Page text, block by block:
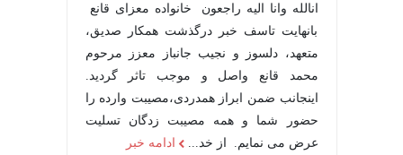
انالله وانا الیه راجعون خانواده معزای قانع
بانهایت تاسف خبر درگذشت همکار صدیق،
متعهد، دلسوز و نجیب جانباز معزز مرحوم
محمد قانع واصل و موجب تاثر گردید.
اینجانب ضمن ابراز همدردی،مصیبت وارده را
حضور شما و همه مصیبت زدگان تسلیت
عرض می نمایم. از خد...
ادامه خبر